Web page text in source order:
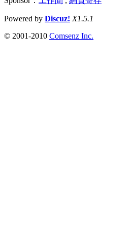
Powered by Discuz! X1.5.1
© 2001-2010 Comsenz Inc.